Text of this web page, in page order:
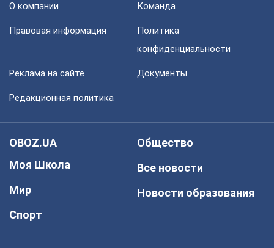
О компании Команда
Правовая информация
Политика
конфиденциальности
Реклама на сайте Документы
Редакционная политика
OBOZ.UA
Моя Школа
Мир
Спорт
Общество
Все новости
Новости образования